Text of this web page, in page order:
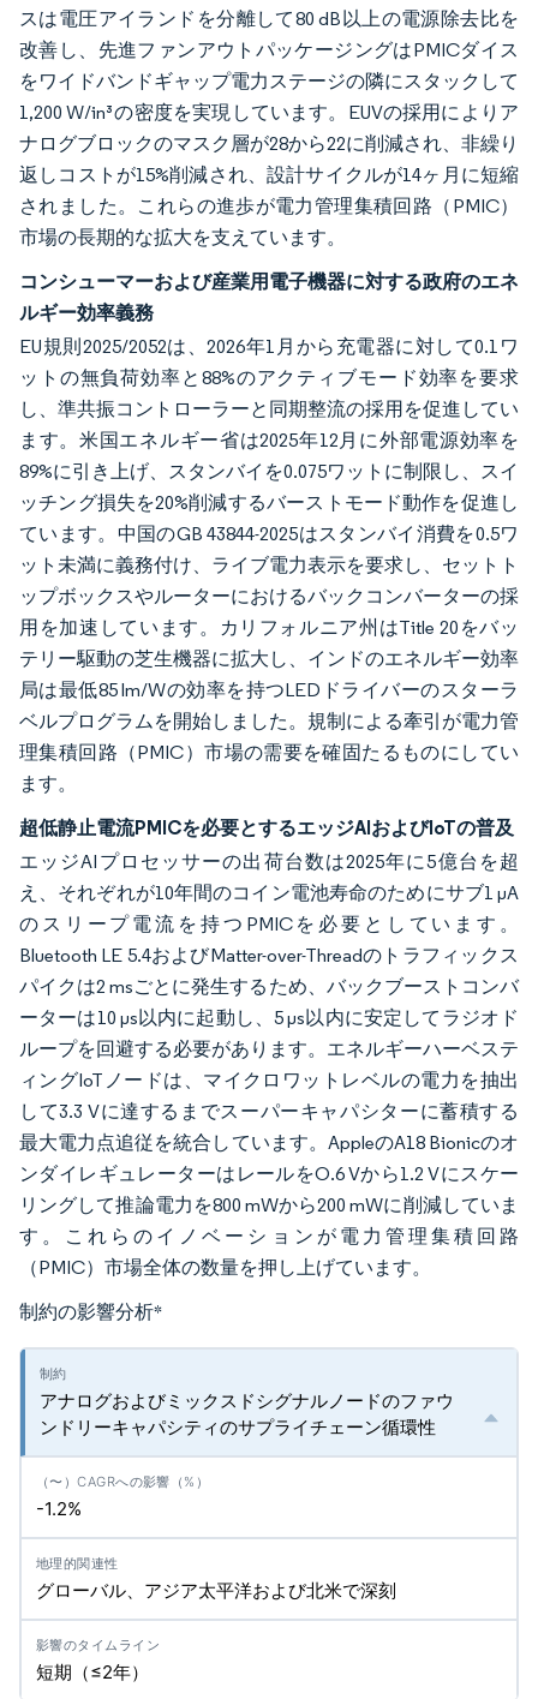
スは電圧アイランドを分離して80 dB以上の電源除去比を
改善し、先進ファンアウトパッケージングはPMICダイス
をワイドバンドギャップ電力ステージの隣にスタックして
1,200 W/in³の密度を実現しています。EUVの採用によりア
ナログブロックのマスク層が28から22に削減され、非繰り
返しコストが15%削減され、設計サイクルが14ヶ月に短縮
されました。これらの進歩が電力管理集積回路（PMIC）
市場の長期的な拡大を支えています。
コンシューマーおよび産業用電子機器に対する政府のエネ
ルギー効率義務
EU規則2025/2052は、2026年1月から充電器に対して0.1ワ
ットの無負荷効率と88%のアクティブモード効率を要求
し、準共振コントローラーと同期整流の採用を促進してい
ます。米国エネルギー省は2025年12月に外部電源効率を
89%に引き上げ、スタンバイを0.075ワットに制限し、スイ
ッチング損失を20%削減するバーストモード動作を促進し
ています。中国のGB 43844-2025はスタンバイ消費を0.5ワ
ット未満に義務付け、ライブ電力表示を要求し、セットト
ップボックスやルーターにおけるバックコンバーターの採
用を加速しています。カリフォルニア州はTitle 20をバッ
テリー駆動の芝生機器に拡大し、インドのエネルギー効率
局は最低85 lm/Wの効率を持つLEDドライバーのスターラ
ベルプログラムを開始しました。規制による牽引が電力管
理集積回路（PMIC）市場の需要を確固たるものにしてい
ます。
超低静止電流PMICを必要とするエッジAIおよびIoTの普及
エッジAIプロセッサーの出荷台数は2025年に5億台を超
え、それぞれが10年間のコイン電池寿命のためにサブ1 µA
のスリープ電流を持つPMICを必要としています。
Bluetooth LE 5.4およびMatter-over-Threadのトラフィックス
パイクは2 msごとに発生するため、バックブーストコンバ
ーターは10 µs以内に起動し、5 µs以内に安定してラジオド
ループを回避する必要があります。エネルギーハーベステ
ィングIoTノードは、マイクロワットレベルの電力を抽出
して3.3 Vに達するまでスーパーキャパシターに蓄積する
最大電力点追従を統合しています。AppleのA18 Bionicのオ
ンダイレギュレーターはレールをO.6 Vから1.2 Vにスケー
リングして推論電力を800 mWから200 mWに削減していま
す。これらのイノベーションが電力管理集積回路
（PMIC）市場全体の数量を押し上げています。
制約の影響分析*
アナログおよびミックスドシグナルノードのファウ
ンドリーキャパシティのサプライチェーン循環性
-1.2%
グローバル、アジア太平洋および北米で深刻
短期（≤2年）